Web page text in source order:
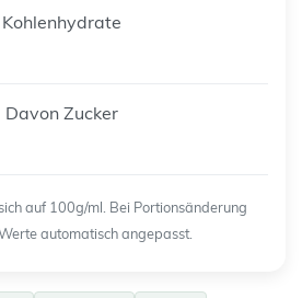
Kohlenhydrate
Davon Zucker
auf 100g/ml. Bei Portionsänderung
automatisch angepasst.